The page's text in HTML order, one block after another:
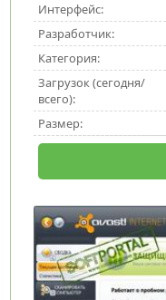
Интерфейс:
Разработчик:
Категория:
Загрузок (сегодня/
всего):
Размер: